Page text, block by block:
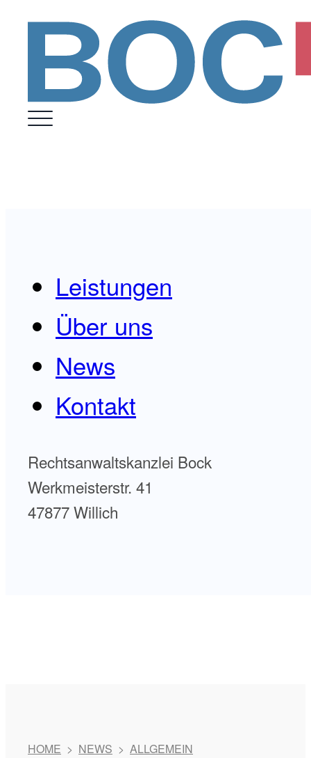
Leistungen
Über uns
News
Kontakt
Rechtsanwaltskanzlei Bock
Werkmeisterstr. 41
47877 Willich
HOME > NEWS > ALLGEMEIN